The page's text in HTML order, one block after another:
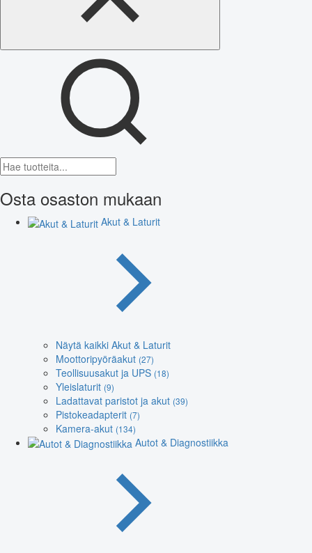
Osta osaston mukaan
Akut & Laturit
Näytä kaikki Akut & Laturit
Moottoripyöräakut (27)
Teollisuusakut ja UPS (18)
Yleislaturit (9)
Ladattavat paristot ja akut (39)
Pistokeadapterit (7)
Kamera-akut (134)
Autot & Diagnostiikka